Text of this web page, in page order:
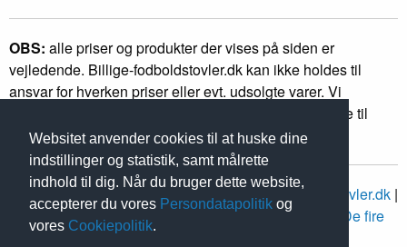
Websitet anvender cookies til at huske dine
indstillinger og statistik, samt målrette
indhold til dig. Når du bruger dette website,
accepterer du vores Persondatapolitik og
vores Cookiepolitik.
OBS: alle priser og produkter der vises på siden er
vejledende. Billige-fodboldstovler.dk kan ikke holdes til
ansvar for hverken priser eller evt. udsolgte varer. Vi
forhandler ikke nogle produkter, men linker kun videre til
forhandlere af fodboldstøvler.
Sitemap, copyright 2010-2026,Om Billige-fodboldstovler.dk |
Black Friday 2026 |Fodboldstøvlerne fra EM 2024
De fire
fodboldmetropoler|Vi støtter